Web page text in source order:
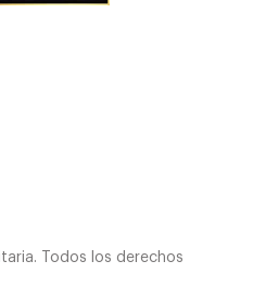
Todos los derechos